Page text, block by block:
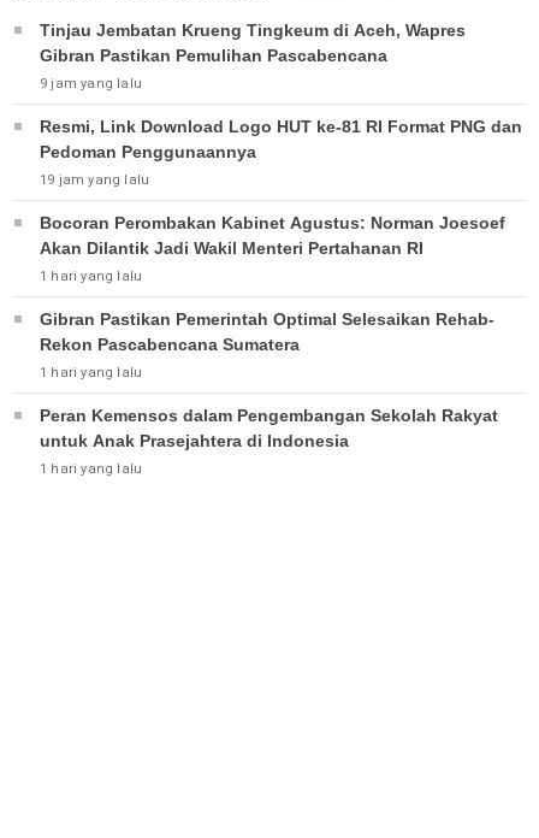
Tinjau Jembatan Krueng Tingkeum di Aceh, Wapres
Gibran Pastikan Pemulihan Pascabencana
9 jam yang lalu
Resmi, Link Download Logo HUT ke-81 RI Format PNG dan
Pedoman Penggunaannya
19 jam yang lalu
Bocoran Perombakan Kabinet Agustus: Norman Joesoef
Akan Dilantik Jadi Wakil Menteri Pertahanan RI
1 hari yang lalu
Gibran Pastikan Pemerintah Optimal Selesaikan Rehab-
Rekon Pascabencana Sumatera
1 hari yang lalu
Peran Kemensos dalam Pengembangan Sekolah Rakyat
untuk Anak Prasejahtera di Indonesia
1 hari yang lalu